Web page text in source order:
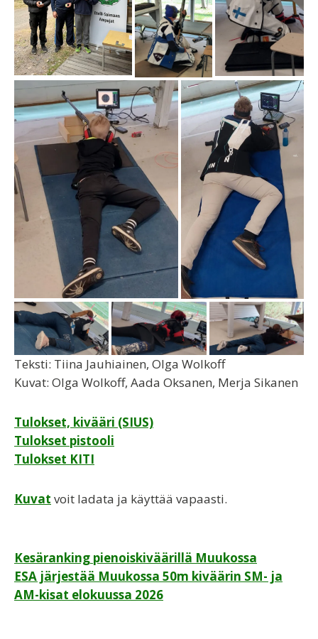
Teksti: Tiina Jauhiainen, Olga Wolkoff
Kuvat: Olga Wolkoff, Aada Oksanen, Merja Sikanen
Tulokset, kivääri (SIUS)
Tulokset pistooli
Tulokset KITI
Kuvat voit ladata ja käyttää vapaasti.
Artikkelien
selaus
Kesäranking pienoiskiväärillä Muukossa
ESA järjestää Muukossa 50m kiväärin SM- ja
AM-kisat elokuussa 2026